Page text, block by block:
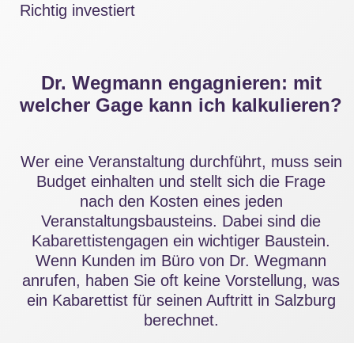
Richtig investiert
Dr. Wegmann engagnieren: mit
welcher Gage kann ich kalkulieren?
Wer eine Veranstaltung durchführt, muss sein
Budget einhalten und stellt sich die Frage
nach den Kosten eines jeden
Veranstaltungsbausteins. Dabei sind die
Kabarettistengagen ein wichtiger Baustein.
Wenn Kunden im Büro von Dr. Wegmann
anrufen, haben Sie oft keine Vorstellung, was
ein Kabarettist für seinen Auftritt in Salzburg
berechnet.